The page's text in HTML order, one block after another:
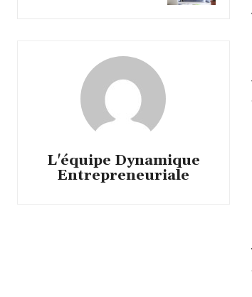
L'équipe Dynamique
Entrepreneuriale